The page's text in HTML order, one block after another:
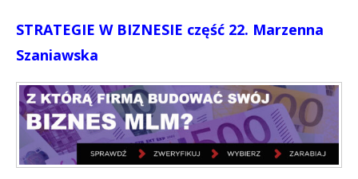
STRATEGIE W BIZNESIE część 22. Marzenna
Szaniawska